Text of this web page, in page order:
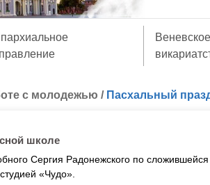
Веневское
с молодежью / Пасхальный
школе
Сергия Радонежского по
«Чудо».